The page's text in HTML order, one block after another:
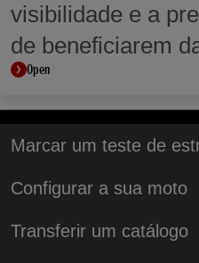
visibilidade e a
de beneficiarem
propriedades de
Open
Marcar um teste de
Configurar a sua moto
Transferir um catálogo